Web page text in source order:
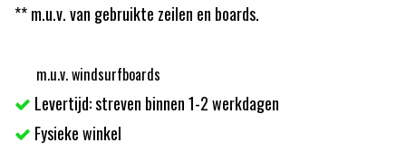
** m.u.v. van gebruikte zeilen en boards.
m.u.v. windsurfboards
Levertijd: streven binnen 1-2 werkdagen
Fysieke winkel